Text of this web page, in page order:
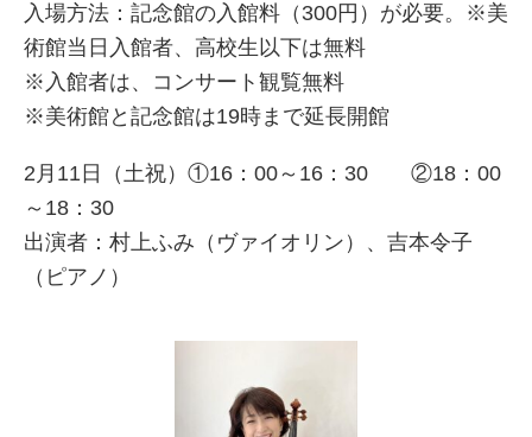
入場方法：記念館の入館料（300円）が必要。※美
術館当日入館者、高校生以下は無料
※入館者は、コンサート観覧無料
※美術館と記念館は19時まで延長開館
2月11日（土祝）①16：00～16：30 ②18：00
～18：30
出演者：村上ふみ（ヴァイオリン）、吉本令子
（ピアノ）